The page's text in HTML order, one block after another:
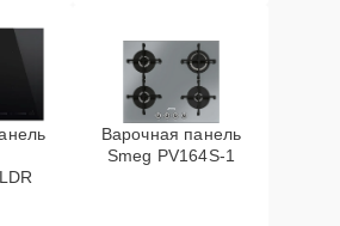
Варочная панель
Smeg PV164S-1